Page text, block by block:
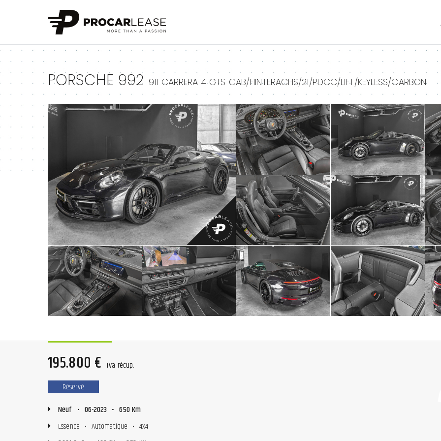
PORSCHE 992 911 CARRERA 4 GTS CAB/HINTERACHS/21/PDCC/LIFT/KEYLESS/CARBON
+
+
+ +
+ + + +
195.800 € Tva récup.
Réservé
Neuf • 06-2023 • 650 Km
Essence • Automatique • 4x4